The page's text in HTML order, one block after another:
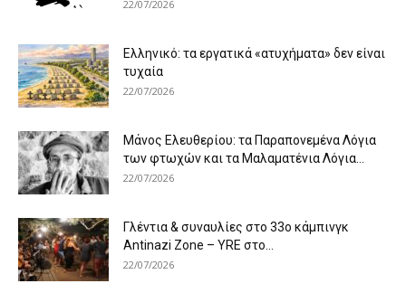
22/07/2026
Ελληνικό: τα εργατικά «ατυχήματα» δεν είναι
τυχαία
22/07/2026
Μάνος Ελευθερίου: τα Παραπονεμένα Λόγια
των φτωχών και τα Μαλαματένια Λόγια...
22/07/2026
Γλέντια & συναυλίες στο 33ο κάμπινγκ
Antinazi Zone – YRE στο...
22/07/2026